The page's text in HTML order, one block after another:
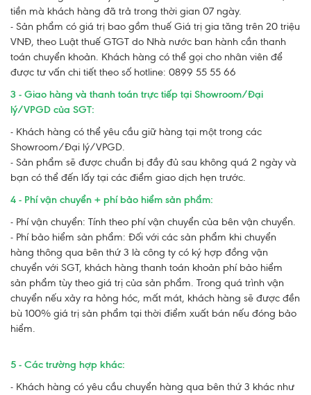
tiền mà khách hàng đã trả trong thời gian 07 ngày.
- Sản phẩm có giá trị bao gồm thuế Giá trị gia tăng trên 20 triệu
VNĐ, theo Luật thuế GTGT do Nhà nước ban hành cần thanh
toán chuyển khoản. Khách hàng có thể gọi cho nhân viên để
được tư vấn chi tiết theo số hotline: 0899 55 55 66
3 - Giao hàng và thanh toán trực tiếp tại Showroom/Đại
lý/VPGD của SGT:
- Khách hàng có thể yêu cầu giữ hàng tại một trong các
Showroom/Đại lý/VPGD.
- Sản phẩm sẽ được chuẩn bị đầy đủ sau không quá 2 ngày và
bạn có thể đến lấy tại các điểm giao dịch hẹn trước.
4 - Phí vận chuyển + phí bảo hiểm sản phẩm:
- Phí vận chuyển: Tính theo phí vận chuyển của bên vận chuyển.
- Phí bảo hiểm sản phẩm: Đối với các sản phẩm khi chuyển
hàng thông qua bên thứ 3 là công ty có ký hợp đồng vận
chuyển với SGT, khách hàng thanh toán khoản phí bảo hiểm
sản phẩm tùy theo giá trị của sản phẩm. Trong quá trình vận
chuyển nếu xảy ra hỏng hóc, mất mát, khách hàng sẽ được đền
bù 100% giá trị sản phẩm tại thời điểm xuất bán nếu đóng bảo
hiểm.
5 - Các trường hợp khác:
- Khách hàng có yêu cầu chuyển hàng qua bên thứ 3 khác như